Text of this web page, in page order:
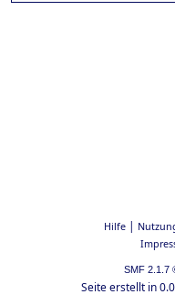
Hilfe|
SMF 2.1.7
Seite erstellt in